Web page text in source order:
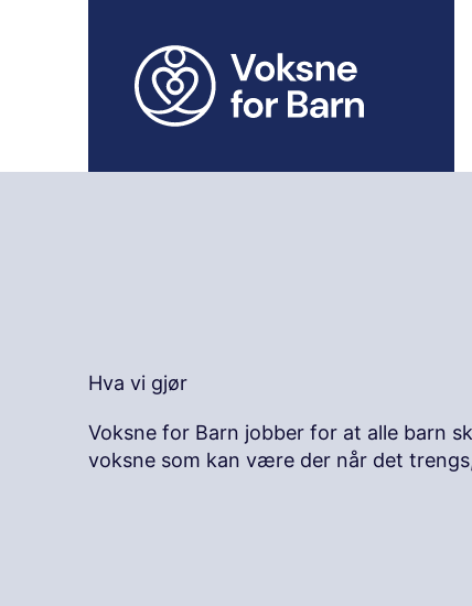
l
Hva vi gjør
Voksne for Barn jobber for at alle barn
voksne som kan være der når det